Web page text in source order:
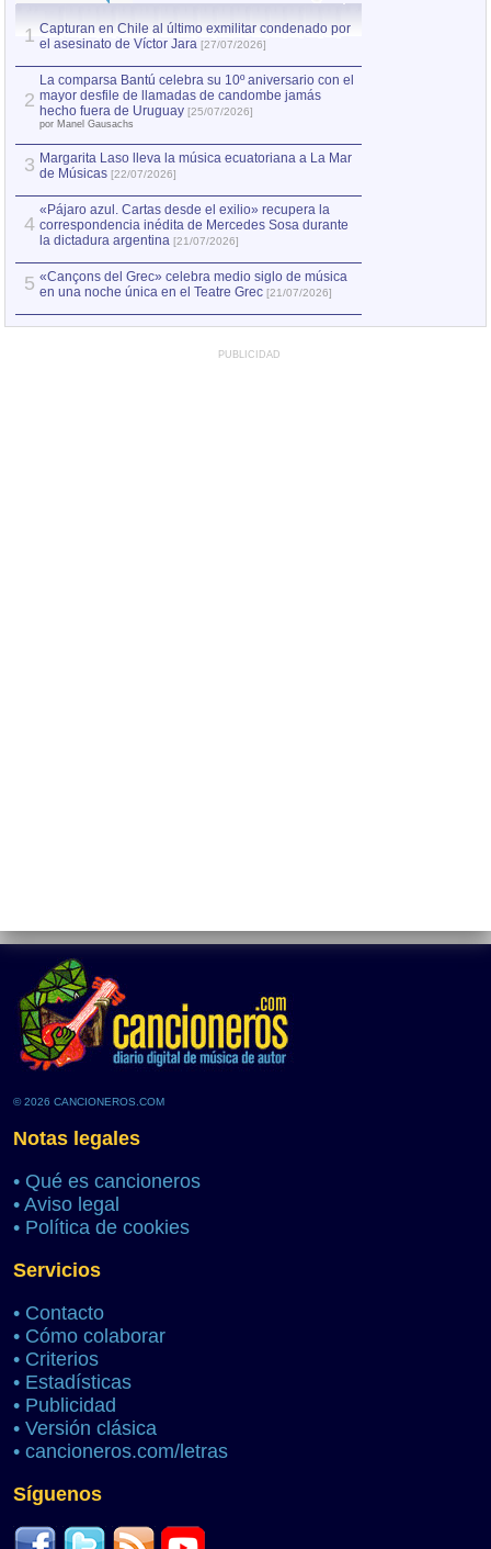
1 Capturan en Chile al último exmilitar condenado por
el asesinato de Víctor Jara [27/07/2026]
2
La comparsa Bantú celebra su 10º aniversario con el
mayor desfile de llamadas de candombe jamás
hecho fuera de Uruguay [25/07/2026]
por Manel Gausachs
3 Margarita Laso lleva la música ecuatoriana a La Mar
de Músicas [22/07/2026]
4
«Pájaro azul. Cartas desde el exilio» recupera la
correspondencia inédita de Mercedes Sosa durante
la dictadura argentina [21/07/2026]
5 «Cançons del Grec» celebra medio siglo de música
en una noche única en el Teatre Grec [21/07/2026]
PUBLICIDAD
© 2026 CANCIONEROS.COM
Notas legales
• Qué es cancioneros
• Aviso legal
• Política de cookies
Servicios
• Contacto
• Cómo colaborar
• Criterios
• Estadísticas
• Publicidad
• Versión clásica
• cancioneros.com/letras
Síguenos